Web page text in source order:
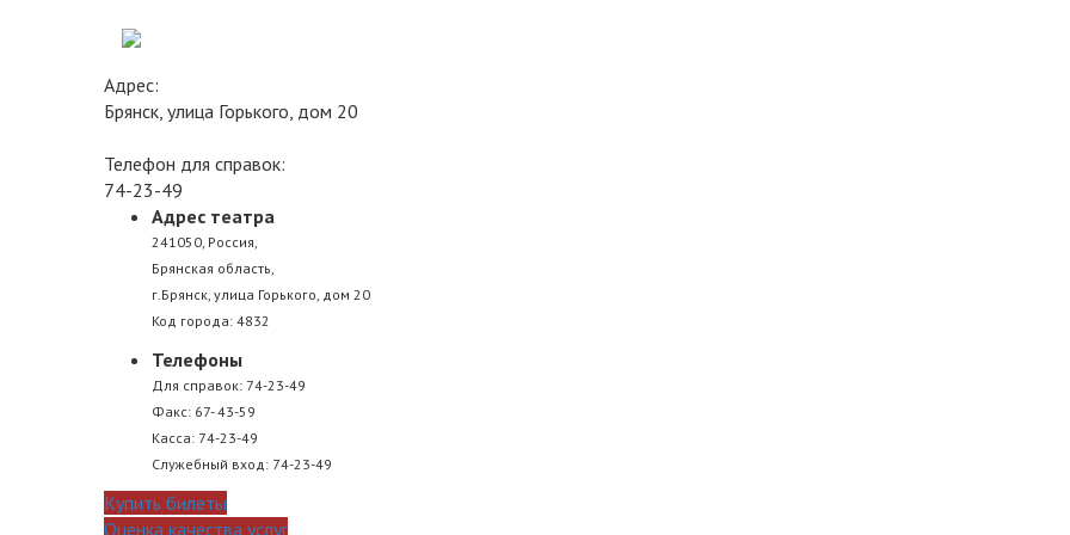
Адрес:
Брянск, улица Горького, дом 20
Телефон для справок:
74-23-49
Адрес театра
241050, Россия,
Брянская область,
г.Брянск, улица Горького, дом 20
Код города: 4832
Телефоны
Для справок: 74-23-49
Факс: 67- 43-59
Касса: 74-23-49
Служебный вход: 74-23-49
Купить билеты
Оценка качества услуг